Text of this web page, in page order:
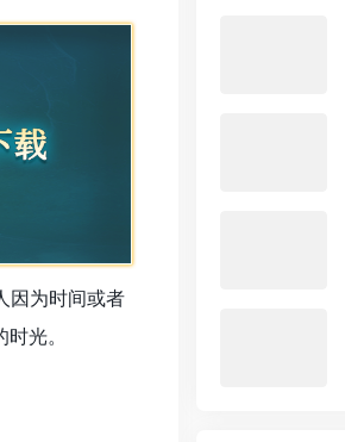
因为时间或者
光。